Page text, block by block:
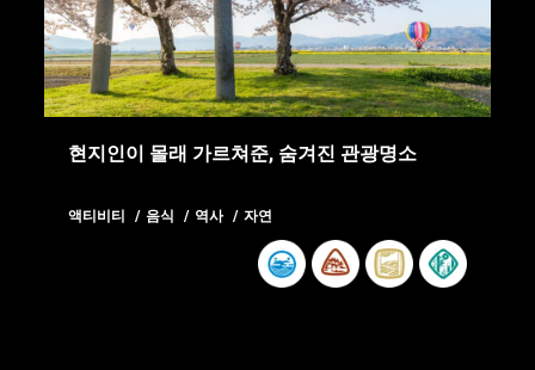
현지인이 몰래 가르쳐준, 숨겨진 관광명소
액티비티 음식 역사 자연